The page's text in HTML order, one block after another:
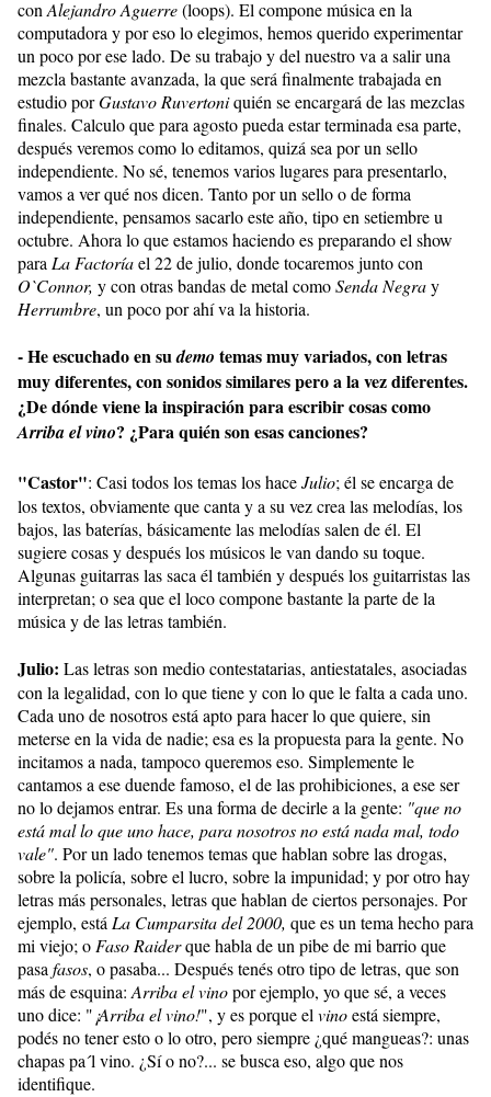
conAlejandro Aguerre(loops). El compone música en la
computadora y por eso lo elegimos, hemos querido experimentar
un poco por ese lado. De su trabajo y del nuestro va a salir una
mezcla bastante avanzada, la que será finalmente trabajada en
estudio porGustavo Ruvertoniquién se encargará de las mezclas
finales. Calculo que para agosto pueda estar terminada esa parte,
después veremos como lo editamos, quizá sea por un sello
independiente. No sé, tenemos varios lugares para presentarlo,
vamos a ver qué nos dicen. Tanto por un sello o de forma
independiente, pensamos sacarlo este año, tipo en setiembre u
octubre. Ahora lo que estamos haciendo es preparando el show
paraLa Factoríael 22 de julio, donde tocaremos junto con
O`Connor, y con otras bandas de metal comoSenda Negray
Herrumbre, un poco por ahí va la historia.
- He escuchado en sudemo temas muy variados, con letras
muy diferentes, con sonidos similares pero a la vez diferentes.
¿De dónde viene la inspiración para escribir cosas como
Arriba el vino? ¿Para quién son esas canciones?
"Castor": Casi todos los temas los haceJulio; él se encarga de
los textos, obviamente que canta y a su vez crea las melodías, los
bajos, las baterías, básicamente las melodías salen de él. El
sugiere cosas y después los músicos le van dando su toque.
Algunas guitarras las saca él también y después los guitarristas las
interpretan; o sea que el loco compone bastante la parte de la
música y de las letras también.
Julio: Las letras son medio contestatarias, antiestatales, asociadas
con la legalidad, con lo que tiene y con lo que le falta a cada uno.
Cada uno de nosotros está apto para hacer lo que quiere, sin
meterse en la vida de nadie; esa es la propuesta para la gente. No
incitamos a nada, tampoco queremos eso. Simplemente le
cantamos a ese duende famoso, el de las prohibiciones, a ese ser
no lo dejamos entrar. Es una forma de decirle a la gente: "que no
está mal lo que uno hace, para nosotros no está nada mal, todo
vale". Por un lado tenemos temas que hablan sobre las drogas,
sobre la policía, sobre el lucro, sobre la impunidad; y por otro hay
letras más personales, letras que hablan de ciertos personajes. Por
ejemplo, estáLa Cumparsita del 2000, que es un tema hecho para
mi viejo; oFaso Raiderque habla de un pibe de mi barrio que
pasafasos, o pasaba... Después tenés otro tipo de letras, que son
más de esquina:Arriba el vinopor ejemplo, yo que sé, a veces
uno dice: "¡Arriba el vino!", y es porque elvinoestá siempre,
podés no tener esto o lo otro, pero siempre ¿qué mangueas?: unas
chapas pa´l vino. ¿Sí o no?... se busca eso, algo que nos
identifique.